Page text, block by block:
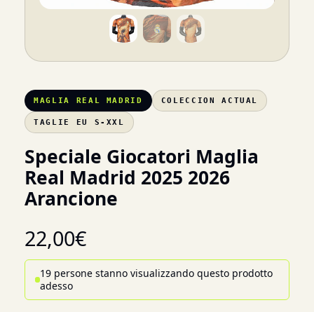
MAGLIA REAL MADRID COLECCION ACTUAL
TAGLIE EU S-XXL
Speciale Giocatori Maglia
Real Madrid 2025 2026
Arancione
22,00€
19 persone stanno visualizzando questo prodotto
adesso